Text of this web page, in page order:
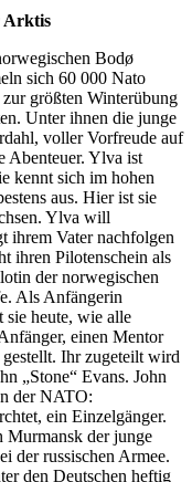
Arktis
Bodø
sich 60 000 Nato
zur größten Winterübung
Unter ihnen die junge
voller Vorfreude auf
Abenteuer. Ylva ist
kennt sich im hohen
aus. Hier ist sie
Ylva will
ihrem Vater nachfolgen
ihren Pilotenschein als
der norwegischen
Als Anfängerin
sie heute, wie alle
einen Mentor
gestellt. Ihr zugeteilt wird
„Stone“ Evans. John
der NATO:
ein Einzelgänger.
Murmansk der junge
der russischen Armee.
den Deutschen heftig